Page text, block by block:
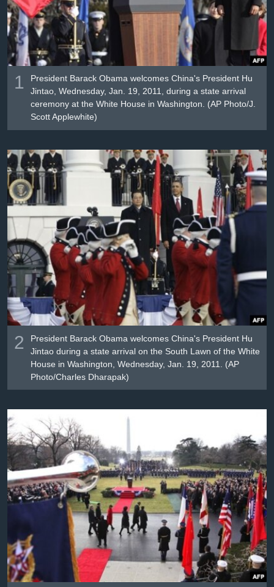
Լեզուներ
1
President Barack Obama welcomes China's President Hu
Jintao, Wednesday, Jan. 19, 2011, during a state arrival
ceremony at the White House in Washington. (AP Photo/J.
Scott Applewhite)
2
President Barack Obama welcomes China's President Hu
Jintao during a state arrival on the South Lawn of the White
House in Washington, Wednesday, Jan. 19, 2011. (AP
Photo/Charles Dharapak)